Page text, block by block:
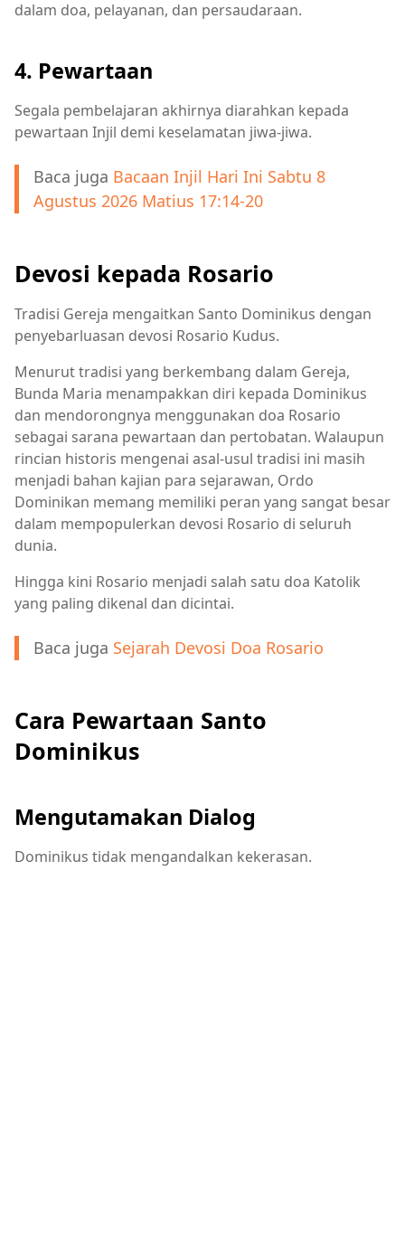
dalam doa, pelayanan, dan persaudaraan.
4. Pewartaan
Segala pembelajaran akhirnya diarahkan kepada
pewartaan Injil demi keselamatan jiwa-jiwa.
Baca juga Bacaan Injil Hari Ini Sabtu 8
Agustus 2026 Matius 17:14-20
Devosi kepada Rosario
Tradisi Gereja mengaitkan Santo Dominikus dengan
penyebarluasan devosi Rosario Kudus.
Menurut tradisi yang berkembang dalam Gereja,
Bunda Maria menampakkan diri kepada Dominikus
dan mendorongnya menggunakan doa Rosario
sebagai sarana pewartaan dan pertobatan. Walaupun
rincian historis mengenai asal-usul tradisi ini masih
menjadi bahan kajian para sejarawan, Ordo
Dominikan memang memiliki peran yang sangat besar
dalam mempopulerkan devosi Rosario di seluruh
dunia.
Hingga kini Rosario menjadi salah satu doa Katolik
yang paling dikenal dan dicintai.
Baca juga Sejarah Devosi Doa Rosario
Cara Pewartaan Santo
Dominikus
Mengutamakan Dialog
Dominikus tidak mengandalkan kekerasan.